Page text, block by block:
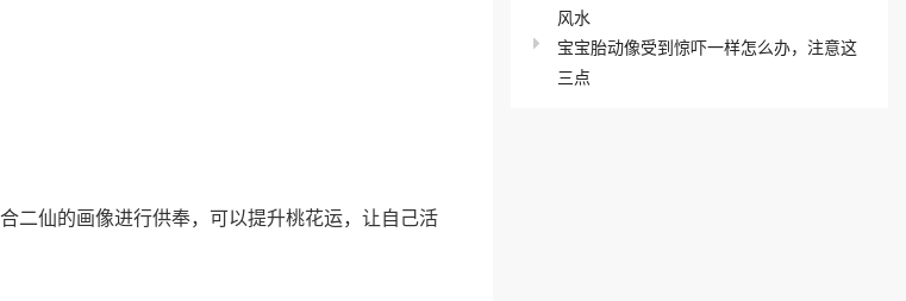
仙的画像进行供奉，可以提升桃花运，让自己活
风水
宝宝胎动像受到惊吓一样怎么办，注意这
三点